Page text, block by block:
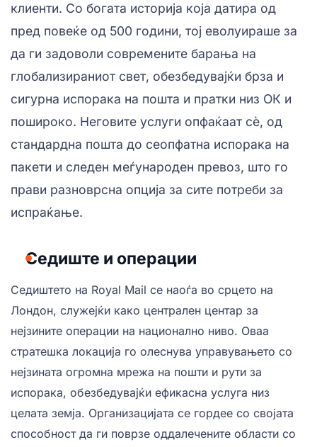
клиенти. Со богата историја која датира од
пред повеќе од 500 години, тој еволуираше за
да ги задоволи современите барања на
глобализираниот свет, обезбедувајќи брза и
сигурна испорака на пошта и пратки низ ОК и
пошироко. Неговите услуги опфаќаат сè, од
стандардна пошта до сеопфатна испорака на
пакети и следен меѓународен превоз, што го
прави разноврсна опција за сите потреби за
испраќање.
Седиште и операции
Седиштето на Royal Mail се наоѓа во срцето на
Лондон, служејќи како централен центар за
нејзините операции на национално ниво. Оваа
стратешка локација го олеснува управувањето со
нејзината огромна мрежа на пошти и рути за
испорака, обезбедувајќи ефикасна услуга низ
целата земја. Организацијата се гордее со својата
способност да ги поврзе оддалечените области со